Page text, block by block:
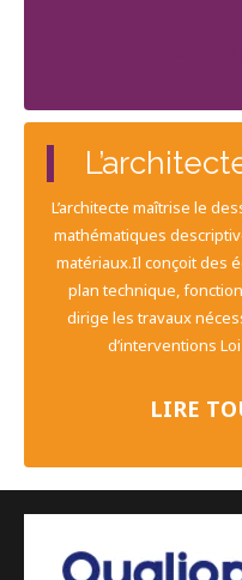
L’architecte maîtrise le
mathématiques
matériaux.Il conçoit des
plan technique,
dirige les travaux
d’interventions
LIRE